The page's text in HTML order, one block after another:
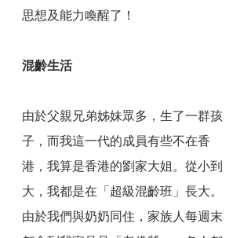
思想及能力喚醒了！
混齡生活
由於父親兄弟姊妹眾多，生了一群孩
子，而我這一代的成員有些不在香
港，我算是香港的劉家大姐。從小到
大，我都是在「超級混齡班」長大。
由於我們與奶奶同住，家族人每週末